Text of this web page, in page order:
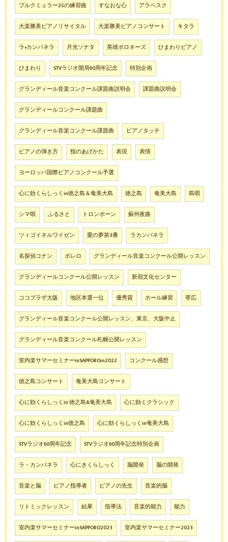
ブルクミュラー25の練習曲 すなおな心 アラベスク
大楽勝美ピアノリサイタル 大楽勝美ピアノコンサート キタラ
ラ•カンパネラ 月光ソナタ 英雄ポロネーズ ひまわりピアノ
ひまわり STVラジオ開局60周年記念 特別企画
グランディール音楽コンクール課題曲説明会 課題曲説明会
グランディールコンクール課題曲
グランディール音楽コンクール課題曲 ピアノタッチ
ピアノの弾き方 指のあげかた 表現 表情
ヨーロッパ国際ピアノコンクール予選
心に効くらしっくin徳之島＆奄美大島 徳之島 奄美大島 島唄
シマ唄 ふるさと トロンボーン 蘇州夜曲
ツィゴイネルワイゼン 愛の夢第3番 ラカンパネラ
名探偵コナン ボレロ グランディール音楽コンクール公開レッスン
グランディールコンクール公開レッスン 新宿文化センター
ココプラザ大阪 地区本選一位 優秀賞 ホール練習 帯広
グランディール音楽コンクール公開レッスン、東京、大阪中止
グランディール音楽コンクール札幌公開レッスン
室内楽サマーセミナーinSAPPOROin2022 コンクール感想
徳之島コンサート 奄美大島コンサート
心に効くらしっくin 徳之島&奄美大島 心に効くクラシック
心に効くらしっくin徳之島 心に効くらしっくin奄美大島
STVラジオ60周年記念 STVラジオ60周年記念特別企画
ラ・カンパネラ 心にきくらしっく 脳開発 脳の開発
音楽と脳 ピアノ指導者 ピアノの先生 音楽的脳
リトミックレッスン 結果 指導法 音楽的能力 能力
室内楽サマーセミナーinSAPPORO2023 室内楽サマーセミナー2023